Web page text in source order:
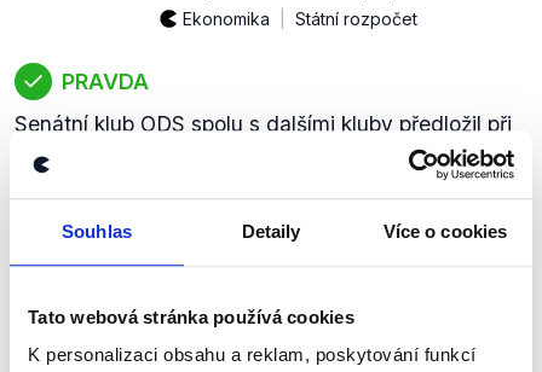
Souhlas Detaily Více o cookies
Tato webová stránka používá cookies
K personalizaci obsahu a reklam, poskytování funkcí
Ekonomika
Státní rozpočet
PRAVDA
Senátní klub ODS spolu s dalšími kluby předložil při
projednávání tzv. daňového balíčku pozměňovací
návrh, kterým by v roce 2021 mělo dojít k navýšení
27 840 Kč, tedy o 3 000 Kč. V roce 2022 pak o
další 3 000 Kč.
zobrazit celé odůvodnění